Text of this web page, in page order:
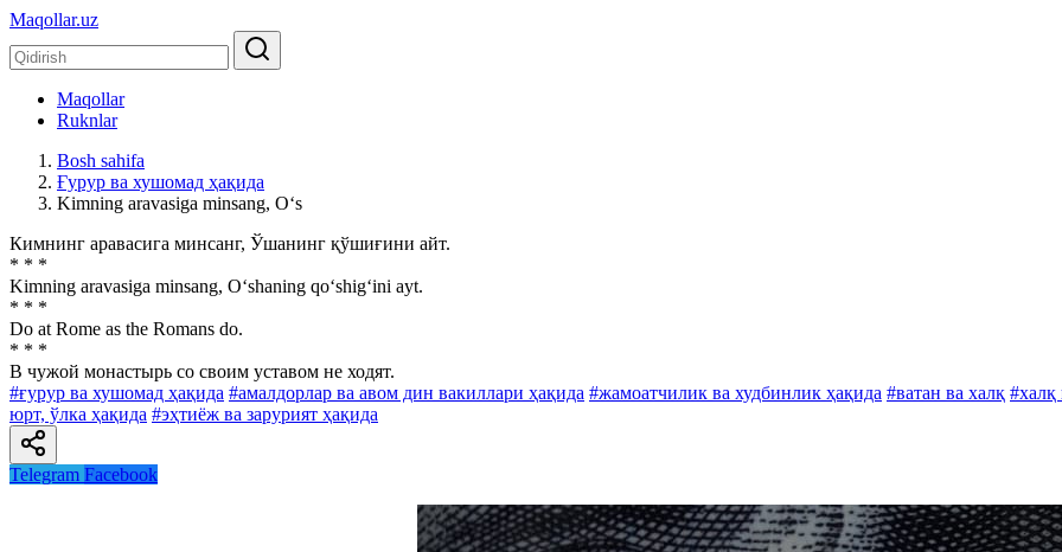
Maqollar.uz
Maqollar
Ruknlar
Bosh sahifa
Ғурур ва хушомад ҳақида
Kimning aravasiga minsang, O‘s
Кимнинг аравасига минсанг, Ўшанинг қўшиғини айт.
* * *
Kimning aravasiga minsang, O‘shaning qo‘shig‘ini ayt.
* * *
Do at Rome as the Romans do.
* * *
В чужой монастырь со своим уставом не ходят.
#ғурур ва хушомад ҳақида #амалдорлар ва авом дин вакиллари ҳақида #жамоатчилик ва худбинлик ҳақида #ватан ва халқ #халқ
юрт, ўлка ҳақида #эҳтиёж ва зарурият ҳақида
Telegram Facebook